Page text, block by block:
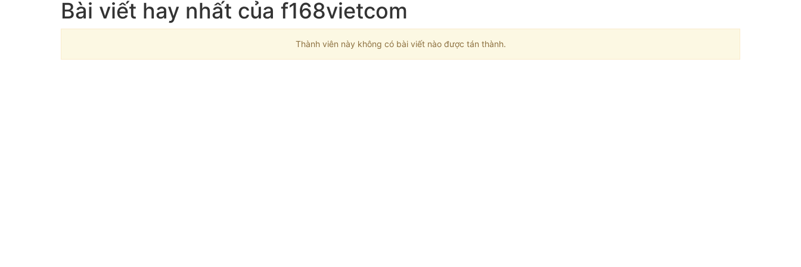
Bài viết hay nhất của f168vietcom
Thành viên này không có bài viết nào được tán thành.